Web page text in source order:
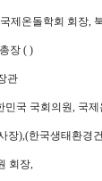
제온돌학회 회장,
장 ( )
관
민국 국회의원, 국
장),(한국생태환경
회장,